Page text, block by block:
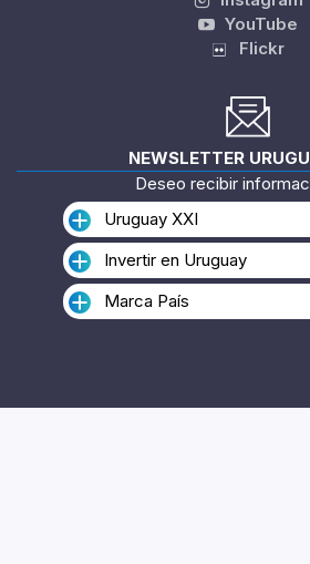
SÍGUENOS EN
Twitter
Linkedin
Instagram
YouTube
Flickr
NEWSLETTER
Invertir en Uruguay